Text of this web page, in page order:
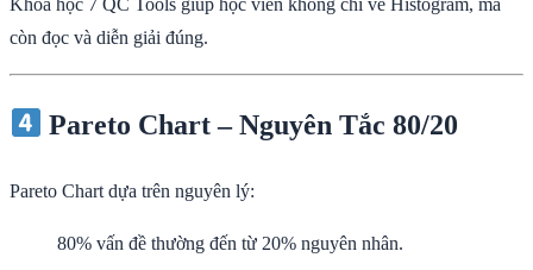
còn đọc và diễn giải đúng.
Pareto Chart – Nguyên Tắc 80/20
Pareto Chart dựa trên nguyên lý:
80% vấn đề thường đến từ 20% nguyên nhân.